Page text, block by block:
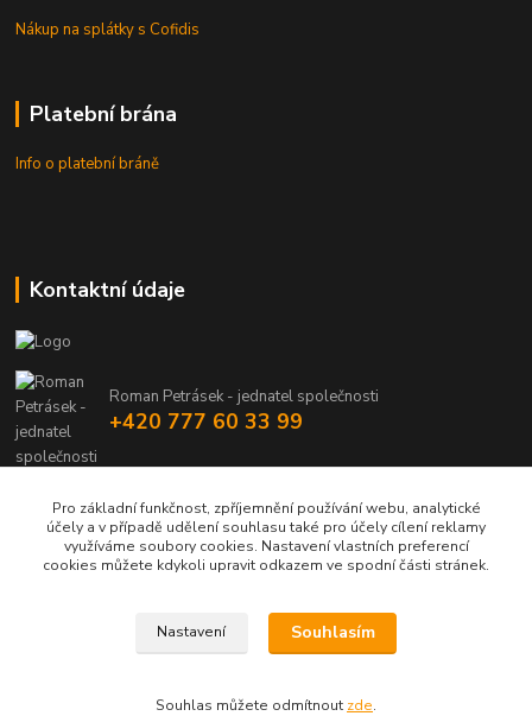
Nákup na splátky s Cofidis
Platební brána
Info o platební bráně
Kontaktní údaje
Roman Petrásek - jednatel společnosti
+420 777 60 33 99
Upravit sběr cookies.
Pro základní funkčnost, zpříjemnění používání webu, analytické
účely a v případě udělení souhlasu také pro účely cílení reklamy
využíváme soubory cookies. Nastavení vlastních preferencí
cookies můžete kdykoli upravit odkazem ve spodní části stránek.
Nastavení Souhlasím
Souhlas můžete odmítnout zde.